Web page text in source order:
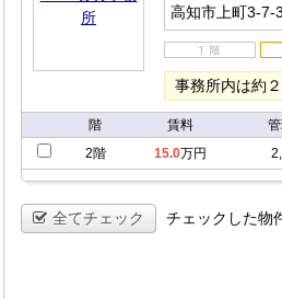
高知市上町3-7-
事務所内は約
階 賃料
2階
15.0万円
全てチェック チェックした物